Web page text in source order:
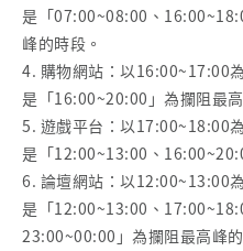
是「07:00~08:00、
峰的時段。
4. 購物網站：以16:00~17:00
是「16:00~20:00」為攔阻最
5. 遊戲平台：以17:00~18:00
是「12:00~13:00、
6. 論壇網站：以12:00~13:00
是「12:00~13:00、
23:00~00:00」為攔阻最高峰的